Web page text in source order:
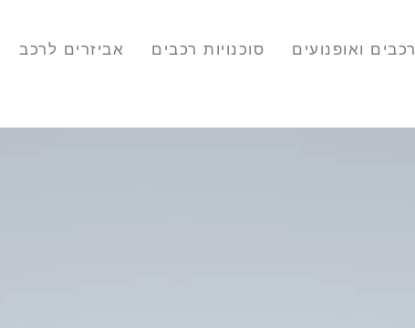
רכבים ואופנועים סוכנויות רכבים אביזרים לרכב